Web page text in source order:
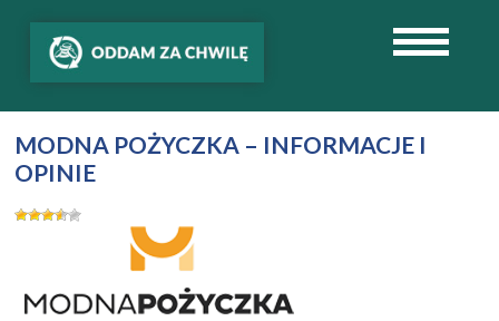
MODNA POŻYCZKA – INFORMACJE I
OPINIE